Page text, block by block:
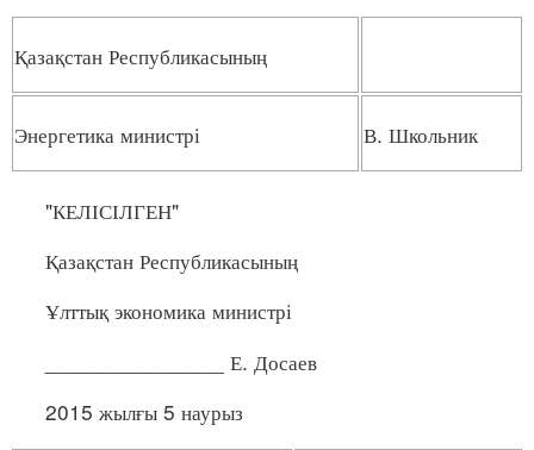
Қазақстан Республикасының
Энергетика министрі В. Школьник
"КЕЛІСІЛГЕН"
Қазақстан Республикасының
Ұлттық экономика министрі
_______________ Е. Досаев
2015 жылғы 5 наурыз